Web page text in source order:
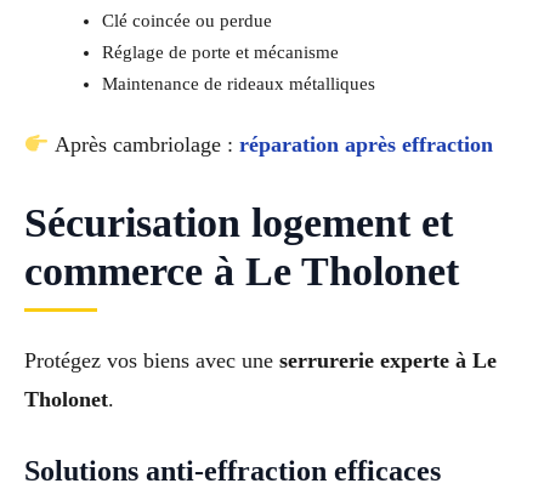
Clé coincée ou perdue
Réglage de porte et mécanisme
Maintenance de rideaux métalliques
Après cambriolage : réparation après effraction
Sécurisation logement et
commerce à Le Tholonet
Protégez vos biens avec une serrurerie experte à Le
Tholonet.
Solutions anti-effraction efficaces